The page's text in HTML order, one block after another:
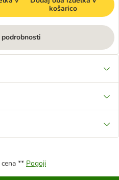
košarico
** Pogoji